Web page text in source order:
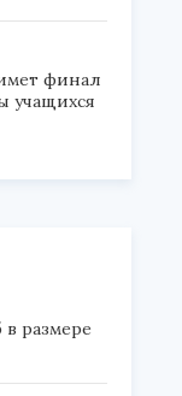
финал
учащихся
размере